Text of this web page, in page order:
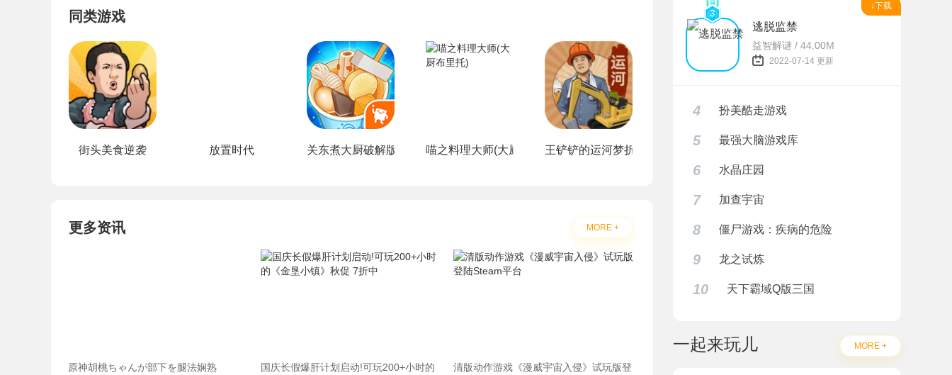
同类游戏
街头美食逆袭 放置时代 关东煮大厨破解版 喵之料理大师(大厨布里托)王铲铲的运河梦折相思
更多资讯 MORE +
原神胡桃ちゃんが部下を腿法娴熟
国庆长假爆肝计划启动!可玩200+小时的
清版动作游戏《漫威宇宙入侵》试玩版登
↓下载
逃脱监禁
益智解谜 / 44.00M
2022-07-14 更新
4 扮美酷走游戏
5 最强大脑游戏库
6 水晶庄园
7 加查宇宙
8 僵尸游戏：疾病的危险
9 龙之试炼
10 天下霸域Q版三国
一起来玩儿 MORE +